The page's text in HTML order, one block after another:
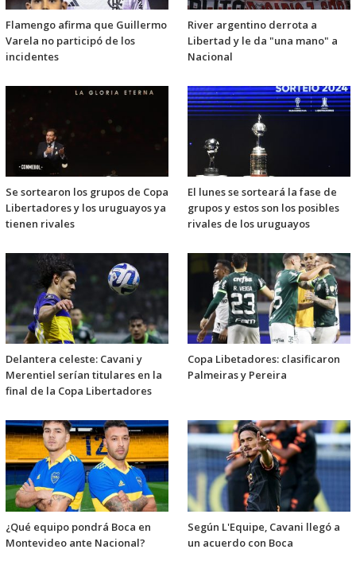
Flamengo afirma que Guillermo
Varela no participó de los
incidentes
River argentino derrota a
Libertad y le da "una mano" a
Nacional
Se sortearon los grupos de Copa
Libertadores y los uruguayos ya
tienen rivales
El lunes se sorteará la fase de
grupos y estos son los posibles
rivales de los uruguayos
Delantera celeste: Cavani y
Merentiel serían titulares en la
final de la Copa Libertadores
Copa Libetadores: clasificaron
Palmeiras y Pereira
¿Qué equipo pondrá Boca en
Montevideo ante Nacional?
Según L'Equipe, Cavani llegó a
un acuerdo con Boca